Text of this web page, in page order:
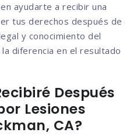
ayudarte a recibir una
tus derechos después de
y conocimiento del
diferencia en el resultado
Después
Lesiones
CA?